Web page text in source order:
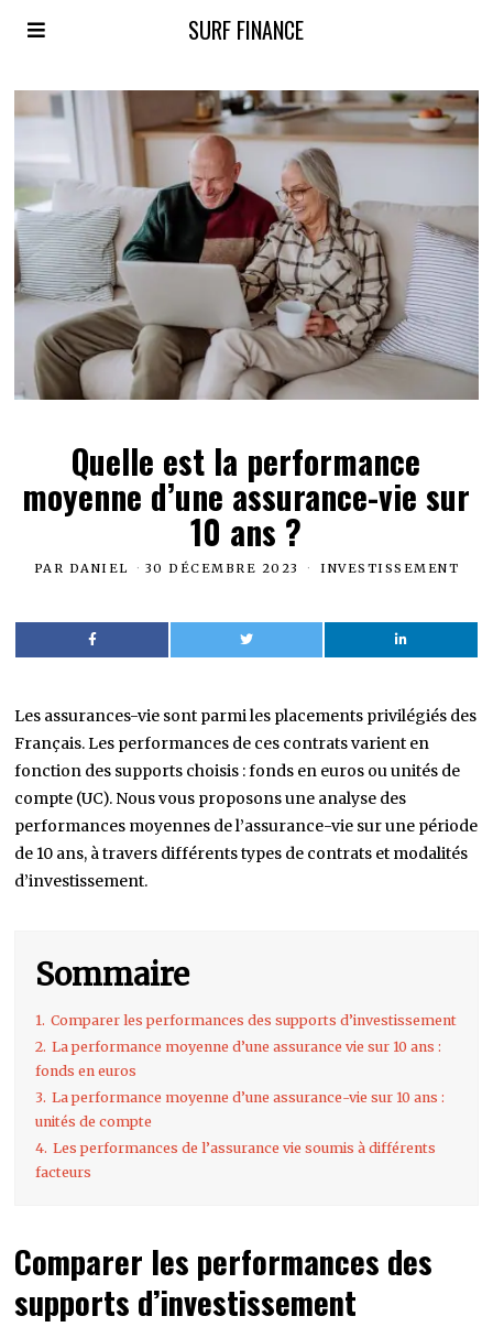
SURF FINANCE
Quelle est la performance
moyenne d’une assurance-vie sur
10 ans ?
PAR DANIEL 30 DÉCEMBRE 2023 INVESTISSEMENT
Les assurances-vie sont parmi les placements privilégiés des
Français. Les performances de ces contrats varient en
fonction des supports choisis : fonds en euros ou unités de
compte (UC). Nous vous proposons une analyse des
performances moyennes de l’assurance-vie sur une période
de 10 ans, à travers différents types de contrats et modalités
d’investissement.
Sommaire
1. Comparer les performances des supports d’investissement
2. La performance moyenne d’une assurance vie sur 10 ans :
fonds en euros
3. La performance moyenne d’une assurance-vie sur 10 ans :
unités de compte
4. Les performances de l’assurance vie soumis à différents
facteurs
Comparer les performances des
supports d’investissement